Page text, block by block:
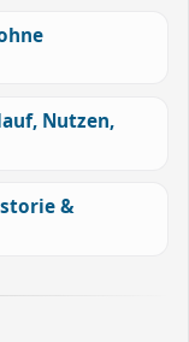
Nutzen,
&